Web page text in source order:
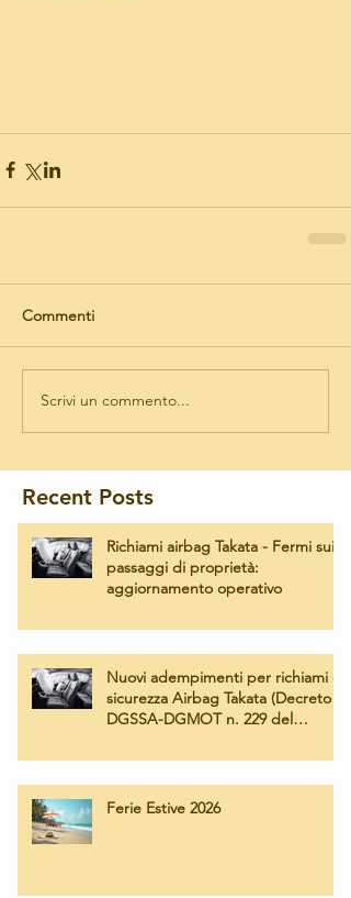
Commenti
Scrivi un commento...
Recent Posts
Richiami airbag Takata - Fermi sui
passaggi di proprietà:
aggiornamento operativo
Nuovi adempimenti per richiami di
sicurezza Airbag Takata (Decreto
DGSSA-DGMOT n. 229 del
applicate
Ferie Estive 2026